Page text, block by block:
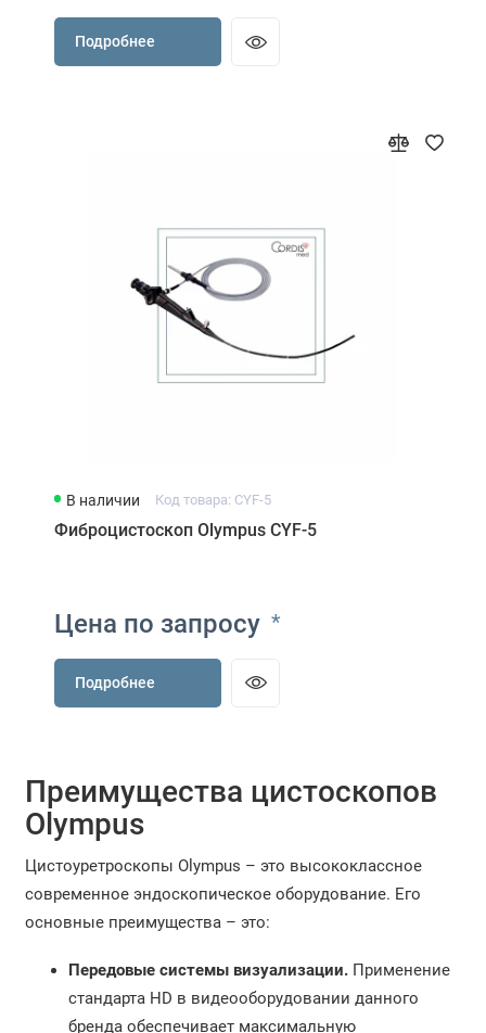
Подробнее
В наличии Код товара: CYF-5
Фиброцистоскоп Olympus CYF-5
Цена по запросу *
Подробнее
Преимущества цистоскопов
Olympus
Цистоуретроскопы Olympus – это высококлассное
современное эндоскопическое оборудование. Его
основные преимущества – это:
Передовые системы визуализации.Применение
стандарта HD в видеооборудовании данного
бренда обеспечивает максимальную